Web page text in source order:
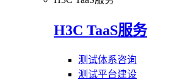
H3C TaaS服务
测试体系咨询
测试平台建设